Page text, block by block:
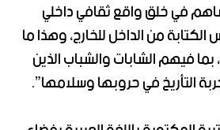
في خلق واقع ثقافي داخلي
من الداخل للخارج، وهذا ما
بما فيهم الشابات والشباب الذين
التأريخ في حروبها وسلامها”.